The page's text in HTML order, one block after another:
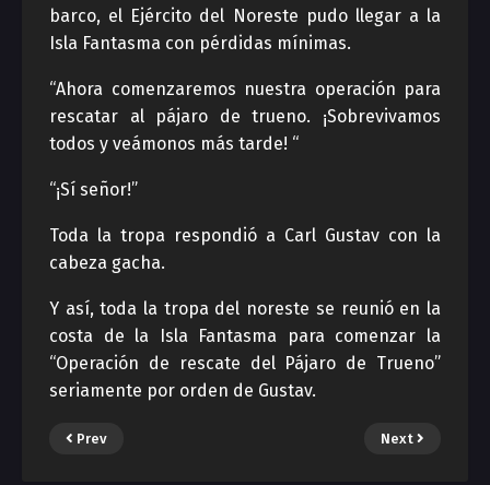
barco, el Ejército del Noreste pudo llegar a la
Isla Fantasma con pérdidas mínimas.
“Ahora comenzaremos nuestra operación para
rescatar al pájaro de trueno. ¡Sobrevivamos
todos y veámonos más tarde! “
“¡Sí señor!”
Toda la tropa respondió a Carl Gustav con la
cabeza gacha.
Y así, toda la tropa del noreste se reunió en la
costa de la Isla Fantasma para comenzar la
“Operación de rescate del Pájaro de Trueno”
seriamente por orden de Gustav.
Prev Next